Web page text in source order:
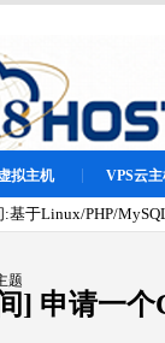
拟主机 VPS云主
于Linux/PHP/
] 申请一个